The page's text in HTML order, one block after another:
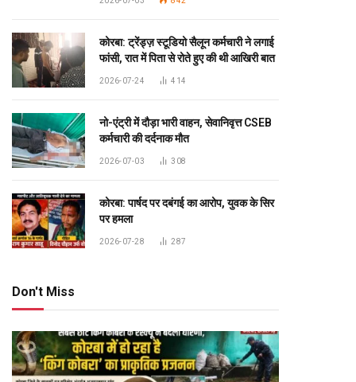
कोरबा: ट्रेंड्ज़ स्टूडियो सैलून कर्मचारी ने लगाई
फांसी, रात में पिता से रोते हुए की थी आखिरी बात
2026-07-24 414
नो-एंट्री में दौड़ा भारी वाहन, सेवानिवृत्त CSEB
कर्मचारी की दर्दनाक मौत
2026-07-03 308
कोरबा: पार्षद पर दबंगई का आरोप, युवक के सिर
पर हमला
2026-07-28 287
Don't Miss